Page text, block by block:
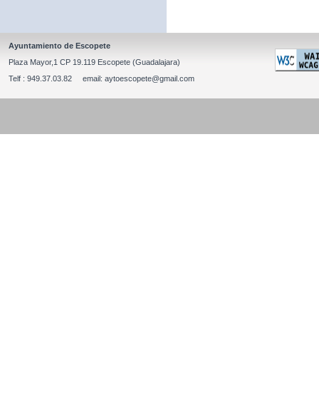
Ayuntamiento de Escopete
Plaza Mayor,1 CP 19.119 Escopete (Guadalajara)
Telf : 949.37.03.82 email: aytoescopete@gmail.com